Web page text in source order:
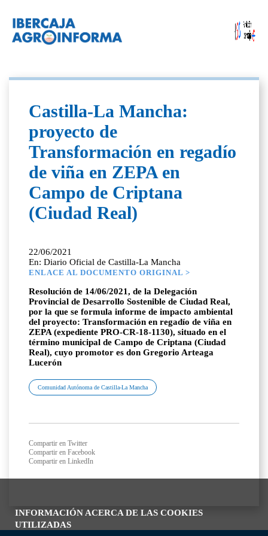
INFORMACIÓN ACERCA DE LAS COOKIES
UTILIZADAS
Castilla-La Mancha:
proyecto de
Transformación en regadío
de viña en ZEPA en
Campo de Criptana
(Ciudad Real)
22/06/2021
En: Diario Oficial de Castilla-La Mancha
ENLACE AL DOCUMENTO ORIGINAL >
Resolución de 14/06/2021, de la Delegación
Provincial de Desarrollo Sostenible de Ciudad Real,
por la que se formula informe de impacto ambiental
del proyecto: Transformación en regadío de viña en
ZEPA (expediente PRO-CR-18-1130), situado en el
término municipal de Campo de Criptana (Ciudad
Real), cuyo promotor es don Gregorio Arteaga
Lucerón
Comunidad Autónoma de Castilla-La Mancha
Compartir en Twitter
Compartir en Facebook
Compartir en LinkedIn